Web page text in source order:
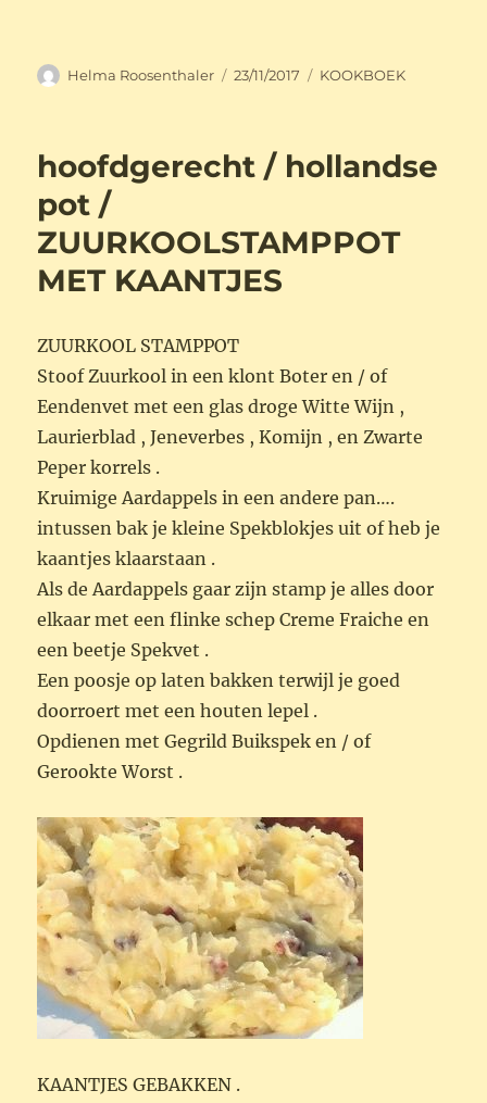
Auteur
Helma Roosenthaler
Geplaatst
23/11/2017 Categorieën
KOOKBOEK
hoofdgerecht / hollandse
pot /
ZUURKOOLSTAMPPOT
MET KAANTJES
ZUURKOOL STAMPPOT
Stoof Zuurkool in een klont Boter en / of
Eendenvet met een glas droge Witte Wijn ,
Laurierblad , Jeneverbes , Komijn , en Zwarte
Peper korrels .
Kruimige Aardappels in een andere pan….
intussen bak je kleine Spekblokjes uit of heb je
kaantjes klaarstaan .
Als de Aardappels gaar zijn stamp je alles door
elkaar met een flinke schep Creme Fraiche en
een beetje Spekvet .
Een poosje op laten bakken terwijl je goed
doorroert met een houten lepel .
Opdienen met Gegrild Buikspek en / of
Gerookte Worst .
KAANTJES GEBAKKEN .